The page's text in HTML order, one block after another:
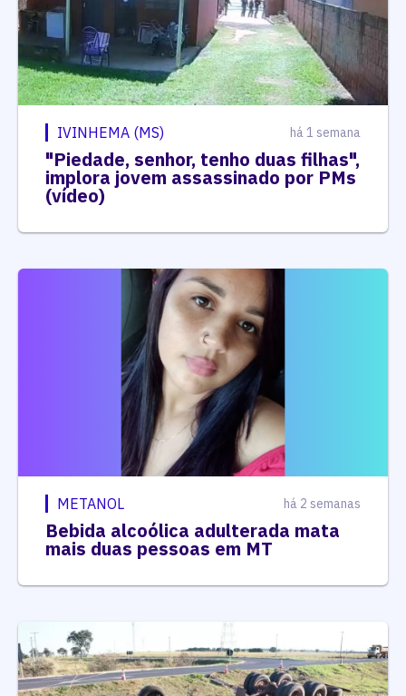
IVINHEMA (MS) há 1 semana
"Piedade, senhor, tenho duas filhas",
implora jovem assassinado por PMs
(vídeo)
METANOL há 2 semanas
Bebida alcoólica adulterada mata
mais duas pessoas em MT